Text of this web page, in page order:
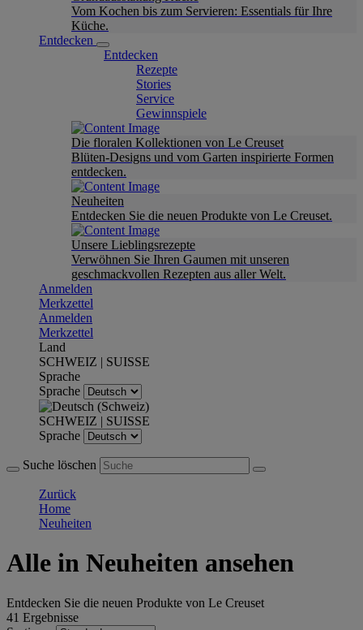
Vom Kochen bis zum Servieren: Essentials für Ihre
Küche.
Entdecken
Entdecken
Rezepte
Stories
Service
Gewinnspiele
Die floralen Kollektionen von Le Creuset
Blüten-Designs und vom Garten inspirierte Formen
entdecken.
Neuheiten
Entdecken Sie die neuen Produkte von Le Creuset.
Unsere Lieblingsrezepte
Verwöhnen Sie Ihren Gaumen mit unseren
geschmackvollen Rezepten aus aller Welt.
Anmelden
Merkzettel
Anmelden
Merkzettel
Land
SCHWEIZ | SUISSE
Sprache
Sprache
SCHWEIZ | SUISSE
Sprache
Suche löschen
Zurück
Home
Neuheiten
Alle in Neuheiten ansehen
Entdecken Sie die neuen Produkte von Le Creuset
41 Ergebnisse